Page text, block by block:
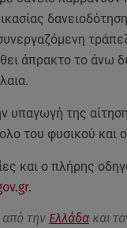
άπρακτο το άνω
υπαγωγή της
του φυσικού και
και ο πλήρης
την Ελλάδακαι